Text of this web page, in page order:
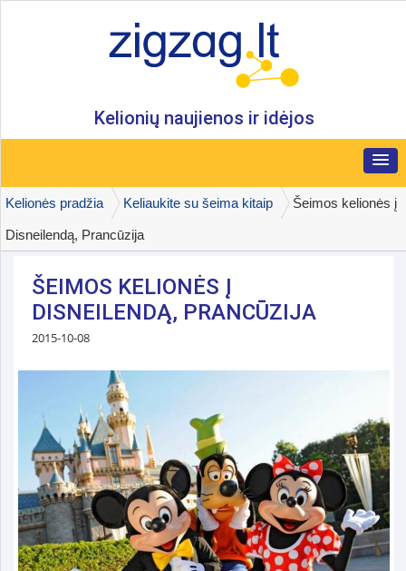
Kelionių naujienos ir idėjos
Kelionės pradžia Keliaukite su šeima kitaip Šeimos kelionės į
Disneilendą, Prancūzija
ŠEIMOS KELIONĖS Į
DISNEILENDĄ, PRANCŪZIJA
2015-10-08